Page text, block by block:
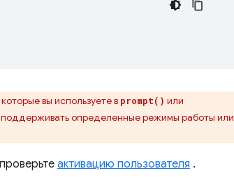
вы используете в prompt() или
поддерживать определенные режимы работы или
активацию пользователя .